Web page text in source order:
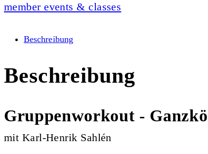
member events & classes
Beschreibung
Beschreibung
Gruppenworkout -
mit Karl-Henrik Sahlén